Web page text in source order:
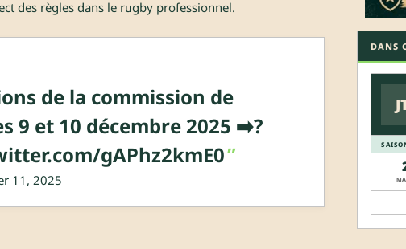
des règles dans le rugby professionnel.
de la commission de
9 et 10 décembre 2025 ➡️?
gAPhz2kmE0
11, 2025
DANS